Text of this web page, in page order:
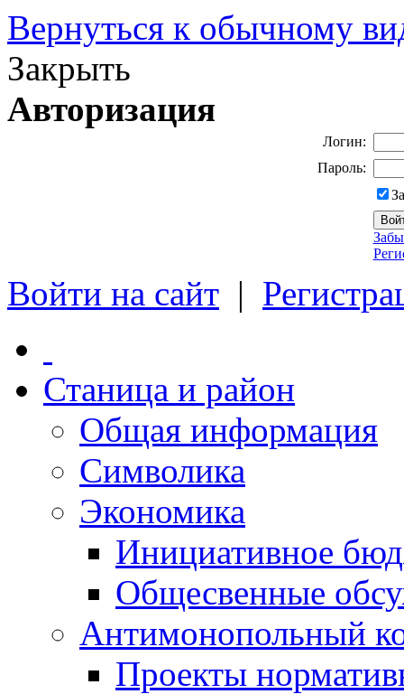
Вернуться к обычному
Закрыть
Авторизация
Логин:
Пароль:
Войти на сайт |
Станица и район
Общая информация
Символика
Экономика
Инициативное
Общесвенные
Антимонопольный
Проекты